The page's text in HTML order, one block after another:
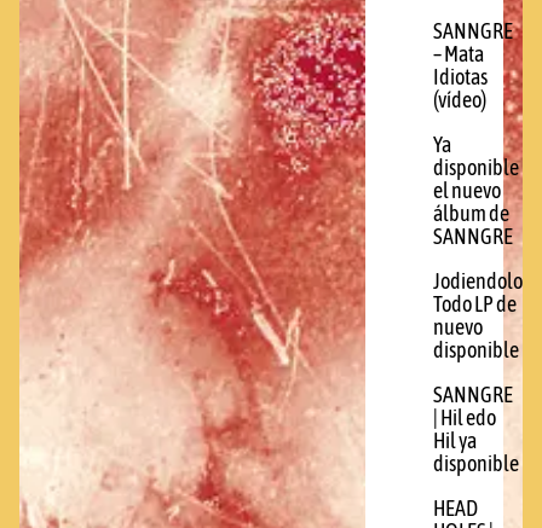
SANNGRE
– Mata
Idiotas
(vídeo)
Ya
disponible
el nuevo
álbum de
SANNGRE
Jodiendolo
Todo LP de
nuevo
disponible
SANNGRE
| Hil edo
Hil ya
disponible
HEAD